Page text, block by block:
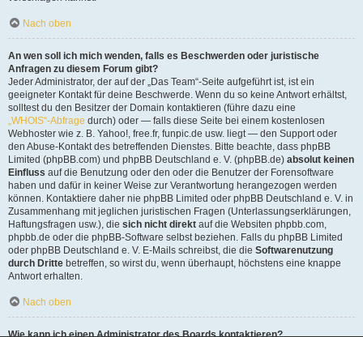
Nach oben
An wen soll ich mich wenden, falls es Beschwerden oder juristische
Anfragen zu diesem Forum gibt?
Jeder Administrator, der auf der „Das Team“-Seite aufgeführt ist, ist ein
geeigneter Kontakt für deine Beschwerde. Wenn du so keine Antwort erhältst,
solltest du den Besitzer der Domain kontaktieren (führe dazu eine
„WHOIS“-Abfrage durch) oder — falls diese Seite bei einem kostenlosen
Webhoster wie z. B. Yahoo!, free.fr, funpic.de usw. liegt — den Support oder
den Abuse-Kontakt des betreffenden Dienstes. Bitte beachte, dass phpBB
Limited (phpBB.com) und phpBB Deutschland e. V. (phpBB.de) absolut keinen
Einfluss auf die Benutzung oder den oder die Benutzer der Forensoftware
haben und dafür in keiner Weise zur Verantwortung herangezogen werden
können. Kontaktiere daher nie phpBB Limited oder phpBB Deutschland e. V. in
Zusammenhang mit jeglichen juristischen Fragen (Unterlassungserklärungen,
Haftungsfragen usw.), die sich nicht direkt auf die Websiten phpbb.com,
phpbb.de oder die phpBB-Software selbst beziehen. Falls du phpBB Limited
oder phpBB Deutschland e. V. E-Mails schreibst, die die Softwarenutzung
durch Dritte betreffen, so wirst du, wenn überhaupt, höchstens eine knappe
Antwort erhalten.
Nach oben
Wie kann ich einen Administrator des Boards kontaktieren?